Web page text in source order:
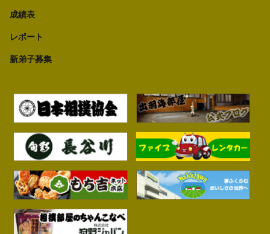
成績表
レポート
新弟子募集